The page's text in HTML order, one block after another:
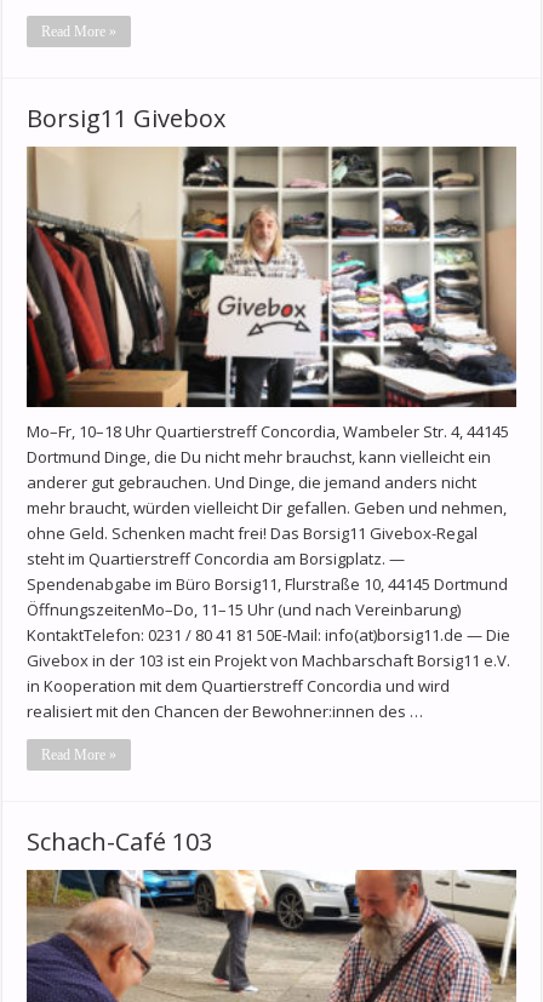
Read More »
Borsig11 Givebox
Mo–Fr, 10–18 Uhr Quartierstreff Concordia, Wambeler Str. 4, 44145
Dortmund Dinge, die Du nicht mehr brauchst, kann vielleicht ein
anderer gut gebrauchen. Und Dinge, die jemand anders nicht
mehr braucht, würden vielleicht Dir gefallen. Geben und nehmen,
ohne Geld. Schenken macht frei! Das Borsig11 Givebox-Regal
steht im Quartierstreff Concordia am Borsigplatz. —
Spendenabgabe im Büro Borsig11, Flurstraße 10, 44145 Dortmund
ÖffnungszeitenMo–Do, 11–15 Uhr (und nach Vereinbarung)
KontaktTelefon: 0231 / 80 41 81 50E-Mail: info(at)borsig11.de — Die
Givebox in der 103 ist ein Projekt von Machbarschaft Borsig11 e.V.
in Kooperation mit dem Quartierstreff Concordia und wird
realisiert mit den Chancen der Bewohner:innen des …
Read More »
Schach-Café 103